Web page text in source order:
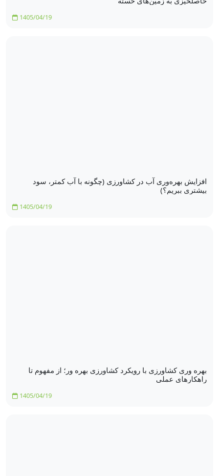
1405/04/19
افزایش بهره‌وری آب در کشاورزی (چگونه با آب کمتر، سود
بیشتری ببریم؟)
1405/04/19
بهره‌ وری کشاورزی با رویکرد کشاورزی بهره‌ ور؛ از مفهوم تا
راهکارهای عملی
1405/04/19